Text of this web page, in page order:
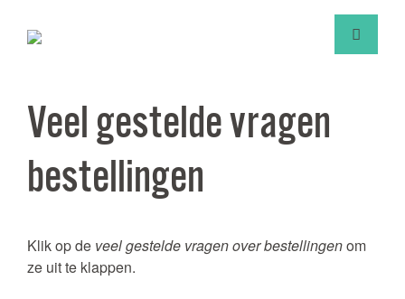
Veel gestelde vragen
bestellingen
Klik op de veel gestelde vragen over bestellingenom
ze uit te klappen.